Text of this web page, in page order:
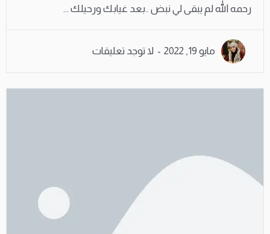
رحمه الله لم يبقى لي نبض ..بعد غيابك ورحيلك ...
مايو 19, 2022 لا توجد تعليقات